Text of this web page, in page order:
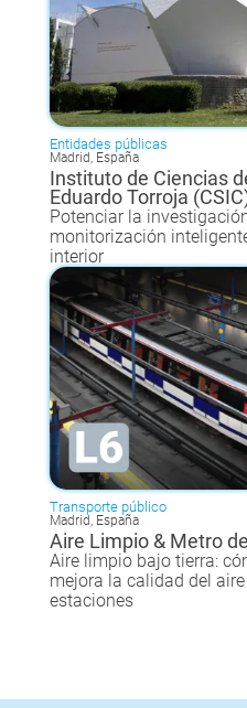
Entidades públicas
Madrid, España
Instituto de Ciencias
Eduardo Torroja
Potenciar la
monitorización
interior
Transporte público
Madrid, España
Aire Limpio & Metro
Aire limpio bajo tierra:
mejora la calidad del
estaciones